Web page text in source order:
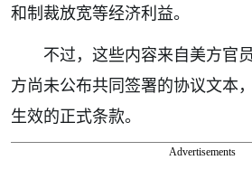
和制裁放宽等经济利益。
不过，这些内容来自美方官
方尚未公布共同签署的协议文本
生效的正式条款。
Advertisements